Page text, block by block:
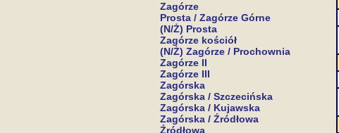
Zagórze
Prosta / Zagórze Górne
(N/Ż) Prosta
Zagórze kościół
(N/Ż) Zagórze / Prochownia
Zagórze II
Zagórze III
Zagórska
Zagórska / Szczecińska
Zagórska / Kujawska
Zagórska / Źródłowa
Źródłowa